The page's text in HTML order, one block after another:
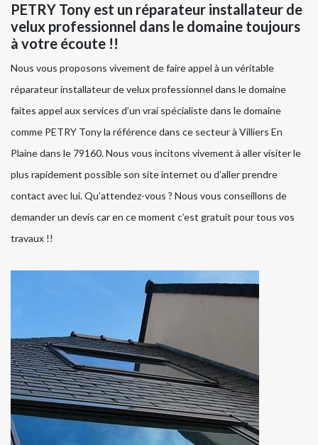
PETRY Tony est un réparateur installateur de
velux professionnel dans le domaine toujours
à votre écoute !!
Nous vous proposons vivement de faire appel à un véritable
réparateur installateur de velux professionnel dans le domaine
faites appel aux services d’un vrai spécialiste dans le domaine
comme PETRY Tony la référence dans ce secteur à Villiers En
Plaine dans le 79160. Nous vous incitons vivement à aller visiter le
plus rapidement possible son site internet ou d’aller prendre
contact avec lui. Qu’attendez-vous ? Nous vous conseillons de
demander un devis car en ce moment c’est gratuit pour tous vos
travaux !!